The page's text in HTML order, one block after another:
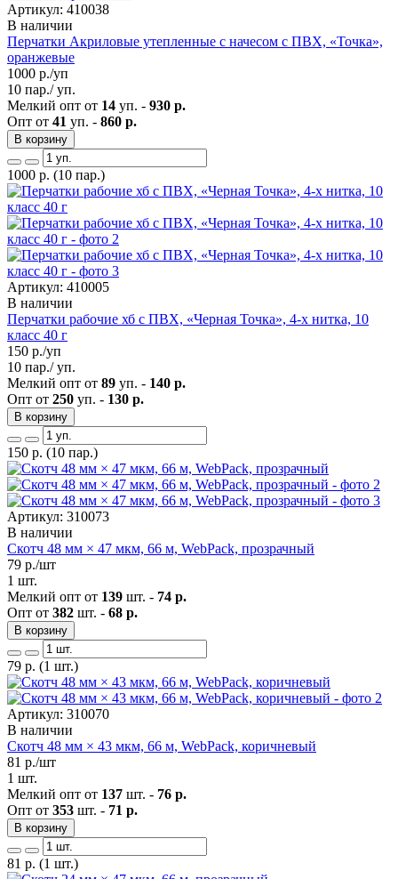
Артикул: 410038
В наличии
Перчатки Акриловые утепленные с начесом с ПВХ, «Точка»,
оранжевые
1000 р./уп
10 пар./ уп.
Мелкий опт от 14 уп. - 930 р.
Опт от 41 уп. - 860 р.
В корзину
1000 р. (10 пар.)
Артикул: 410005
В наличии
Перчатки рабочие хб с ПВХ, «Черная Точка», 4-х нитка, 10
класс 40 г
150 р./уп
10 пар./ уп.
Мелкий опт от 89 уп. - 140 р.
Опт от 250 уп. - 130 р.
В корзину
150 р. (10 пар.)
Артикул: 310073
В наличии
Скотч 48 мм × 47 мкм, 66 м, WebPack, прозрачный
79 р./шт
1 шт.
Мелкий опт от 139 шт. - 74 р.
Опт от 382 шт. - 68 р.
В корзину
79 р. (1 шт.)
Артикул: 310070
В наличии
Скотч 48 мм × 43 мкм, 66 м, WebPack, коричневый
81 р./шт
1 шт.
Мелкий опт от 137 шт. - 76 р.
Опт от 353 шт. - 71 р.
В корзину
81 р. (1 шт.)